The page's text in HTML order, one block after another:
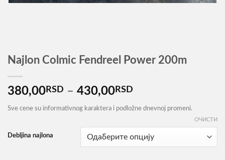
Najlon Colmic Fendreel Power 200m
380,00RSD – 430,00RSD
цена:
380,00RSD
до
Sve cene su informativnog karaktera i podložne dnevnoj promeni.
Debljina najlona
ОЧИСТИ